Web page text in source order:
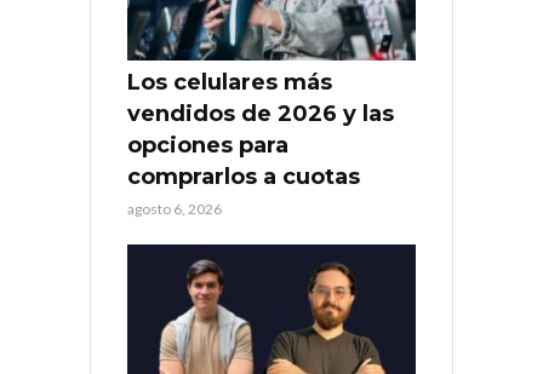
Los celulares más
vendidos de 2026 y las
opciones para
comprarlos a cuotas
agosto 6, 2026